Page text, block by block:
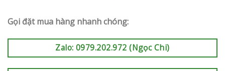
Gọi đặt mua hàng nhanh chóng:
Zalo: 0979.202.972 (Ngọc Chi)